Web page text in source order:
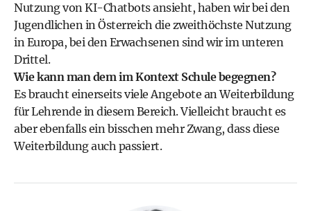
Nutzung von KI-Chatbots ansieht, haben wir bei den
Jugendlichen in Österreich die zweithöchste Nutzung
in Europa, bei den Erwachsenen sind wir im unteren
Drittel.
Wie kann man dem im Kontext Schule begegnen?
Es braucht einerseits viele Angebote an Weiterbildung
für Lehrende in diesem Bereich. Vielleicht braucht es
aber ebenfalls ein bisschen mehr Zwang, dass diese
Weiterbildung auch passiert.